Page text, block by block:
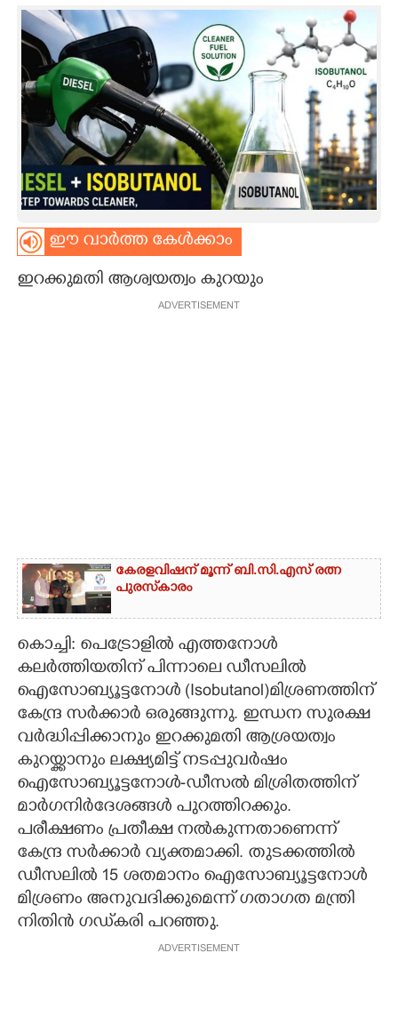
LIFESTYLE
SPIRITUAL
INFO+
ART
ASTRO
ഈ വാർത്ത കേൾക്കാം
ഇറക്കുമതി ആശ്വയത്വം കുറയും
ADVERTISEMENT
കേരളവിഷന് മൂന്ന് ബി.സി.എസ് രത്ന
പുരസ്‌കാരം
കൊച്ചി: പെട്രോളിൽ എത്തനോൾ
കലർത്തിയതിന് പിന്നാലെ ഡീസലിൽ
ഐസോബ്യൂട്ടനോൾ (Isobutanol)മിശ്രണത്തിന്
കേന്ദ്ര സർക്കാർ ഒരുങ്ങുന്നു. ഇന്ധന സുരക്ഷ
വർദ്ധിപ്പിക്കാനും ഇറക്കുമതി ആശ്രയത്വം
കുറയ്ക്കാനും ലക്ഷ്യമിട്ട് നടപ്പുവർഷം
ഐസോബ്യൂട്ടനോൾ-ഡീസൽ മിശ്രിതത്തിന്
മാർഗനിർദേശങ്ങൾ പുറത്തിറക്കും.
പരീക്ഷണം പ്രതീക്ഷ നൽകുന്നതാണെന്ന്
കേന്ദ്ര സർക്കാർ വ്യക്തമാക്കി. തുടക്കത്തിൽ
ഡീസലിൽ 15 ശതമാനം ഐസോബ്യൂട്ടനോൾ
മിശ്രണം അനുവദിക്കുമെന്ന് ഗതാഗത മന്ത്രി
നിതിൻ ഗഡ്‌കരി പറഞ്ഞു.
ADVERTISEMENT